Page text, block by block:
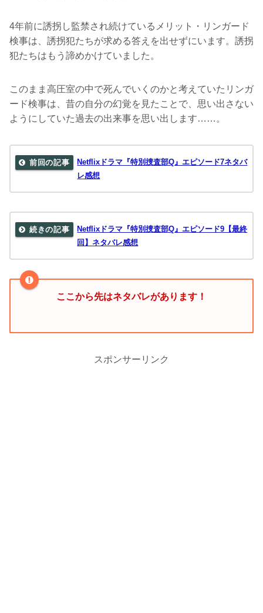
4年前に誘拐し監禁され続けているメリット・リンガード
検事は、誘拐犯たちが求める答えを出せずにいます。誘拐
犯たちはもう諦めかけていました。
このまま高圧室の中で死んでいくのかと考えていたリンガ
ード検事は、昔の自分の幻覚を見たことで、思い出さない
ようにしていた過去の出来事を思い出します……。
Netflixドラマ『特別捜査部Q』エピソード7ネタバ
レ感想
Netflixドラマ『特別捜査部Q』エピソード9【最終
回】ネタバレ感想
ここから先はネタバレがあります！
スポンサーリンク